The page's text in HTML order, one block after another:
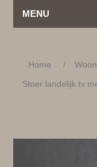
MENU
Home /
Stoer landelijk tv